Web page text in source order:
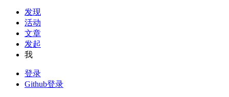
发现
活动
文章
发起
我
登录
Github登录